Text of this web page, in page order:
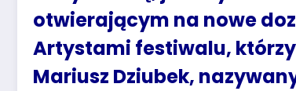
otwierającym na nowe
Artystami festiwalu,
Mariusz Dziubek,